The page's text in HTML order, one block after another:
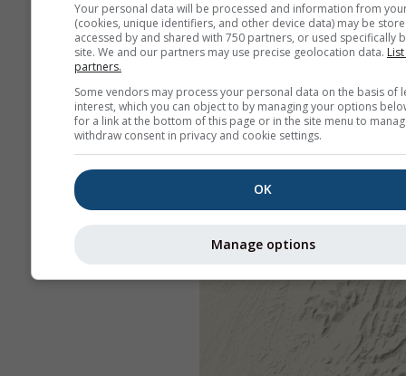
Your personal data will be processed and information from
(cookies, unique identifiers, and other device data) may be
accessed by and shared with 750 partners, or used specifically
site. We and our partners may use precise geolocation data.
partners.
Some vendors may process your personal data on the basis of
interest, which you can object to by managing your options
for a link at the bottom of this page or in the site menu to
withdraw consent in privacy and cookie settings.
OK
Manage options